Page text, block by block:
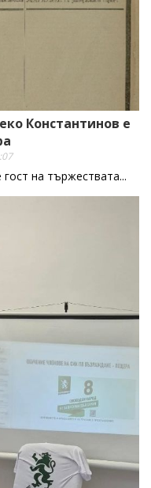
Константинов е
на тържествата...